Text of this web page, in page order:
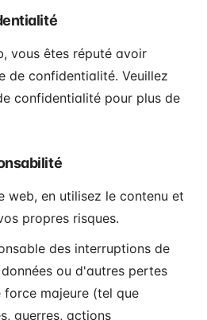
vous êtes réputé avoir
de confidentialité. Veuillez
confidentialité pour plus de
web, en utilisez le contenu et
propres risques.
des interruptions de
ou d'autres pertes
force majeure (tel que
guerres, actions